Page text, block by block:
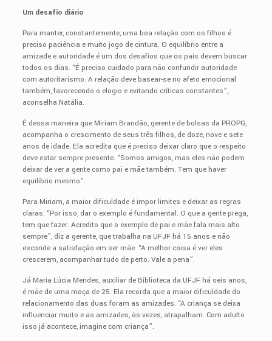
Um desafio diário
Para manter, constantemente, uma boa relação com os filhos é
preciso paciência e muito jogo de cintura. O equilíbrio entre a
amizade e autoridade é um dos desafios que os pais devem buscar
todos os dias. “É preciso cuidado para não confundir autoridade
com autoritarismo. A relação deve basear-se no afeto emocional
também, favorecendo o elogio e evitando críticas constantes”,
aconselha Natália.
É dessa maneira que Miriam Brandão, gerente de bolsas da PROPG,
acompanha o crescimento de seus três filhos, de doze, nove e sete
anos de idade. Ela acredita que é preciso deixar claro que o respeito
deve estar sempre presente. “Somos amigos, mas eles não podem
deixar de ver a gente como pai e mãe também. Tem que haver
equilíbrio mesmo”.
Para Miriam, a maior dificuldade é impor limites e deixar as regras
claras. “Por isso, dar o exemplo é fundamental. O que a gente prega,
tem que fazer. Acredito que o exemplo de pai e mãe fala mais alto
sempre”, diz a gerente, que trabalha na UFJF há 15 anos e não
esconde a satisfação em ser mãe. “A melhor coisa é ver eles
crescerem, acompanhar tudo de perto. Vale a pena”.
Já Maria Lúcia Mendes, auxiliar de Biblioteca da UFJF há seis anos,
é mãe de uma moça de 25. Ela recorda que a maior dificuldade do
relacionamento das duas foram as amizades. “A criança se deixa
influenciar muito e as amizades, às vezes, atrapalham. Com adulto
isso já acontece, imagine com criança”.